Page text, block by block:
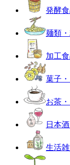
発酵
麺類
加工
菓子
お茶
日本
生活